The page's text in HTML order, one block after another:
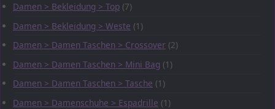
Damen > Bekleidung > Top (7)
Damen > Bekleidung > Weste (1)
Damen > Damen Taschen > Crossover (2)
Damen > Damen Taschen > Mini Bag (1)
Damen > Damen Taschen > Tasche (1)
Damen > Damenschuhe > Espadrille (1)